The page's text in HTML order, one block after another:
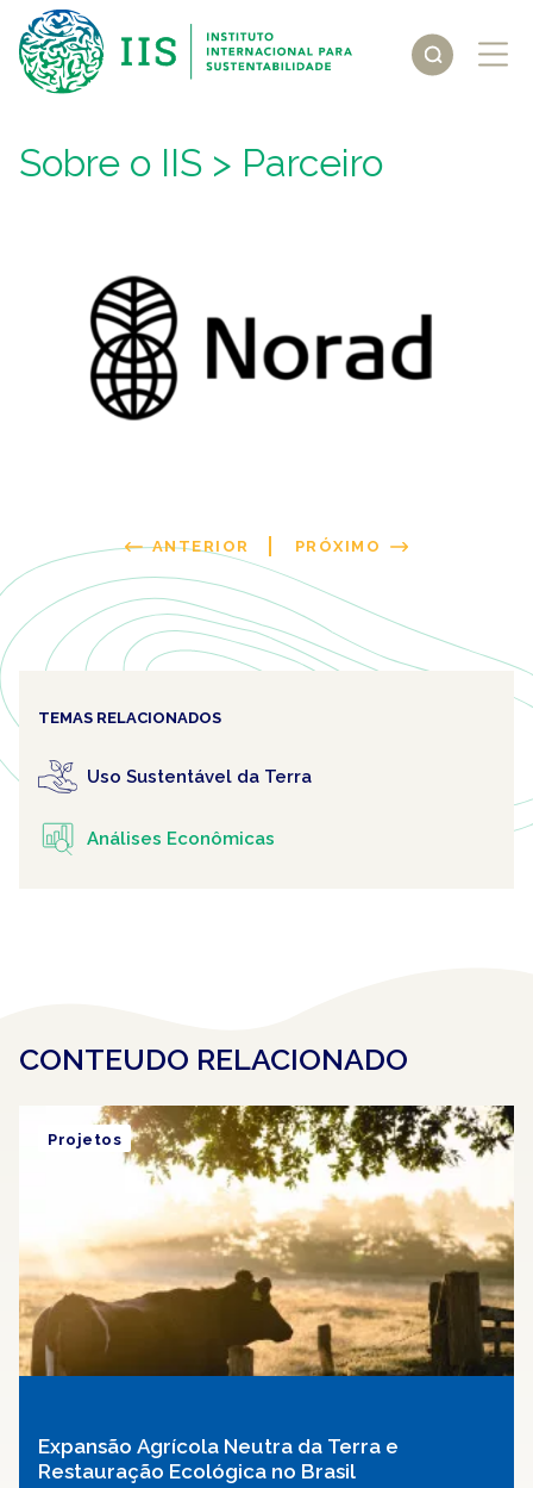
Sobre o IIS > Parceiro
ANTERIOR PRÓXIMO
TEMAS RELACIONADOS
Uso Sustentável da Terra
Análises Econômicas
CONTEUDO RELACIONADO
Expansão Agrícola Neutra da Terra e
Restauração Ecológica no Brasil
Projetos